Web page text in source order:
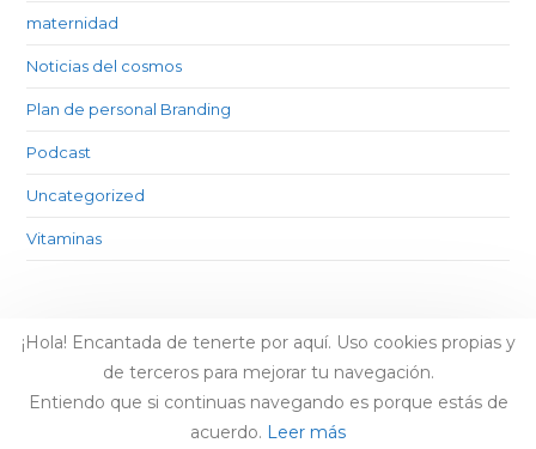
maternidad
Noticias del cosmos
Plan de personal Branding
Podcast
Uncategorized
Vitaminas
¡Hola! Encantada de tenerte por aquí. Uso cookies propias y
de terceros para mejorar tu navegación.
Entiendo que si continuas navegando es porque estás de
acuerdo. Leer más